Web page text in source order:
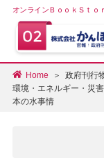
オンラインＢｏｏｋＳｔｏ
Home 政府刊行
環境・エネルギー・災害
本の水事情